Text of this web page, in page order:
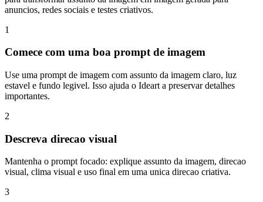
anuncios, redes sociais e testes criativos.
1
Comece com uma boa prompt de imagem
Use uma prompt de imagem com assunto da imagem claro, luz
estavel e fundo legivel. Isso ajuda o Ideart a preservar detalhes
importantes.
2
Descreva direcao visual
Mantenha o prompt focado: explique assunto da imagem, direcao
visual, clima visual e uso final em uma unica direcao criativa.
3